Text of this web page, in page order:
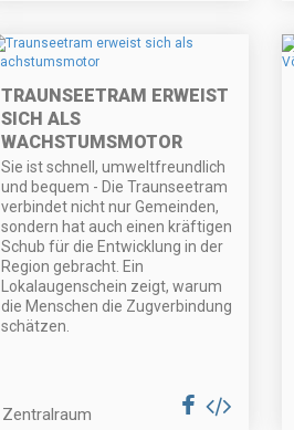
TRAUNSEETRAM ERWEIST
SICH ALS
WACHSTUMSMOTOR
Sie ist schnell, umweltfreundlich
und bequem - Die Traunseetram
verbindet nicht nur Gemeinden,
sondern hat auch einen kräftigen
Schub für die Entwicklung in der
Region gebracht. Ein
Lokalaugenschein zeigt, warum
die Menschen die Zugverbindung
schätzen.
Zentralraum